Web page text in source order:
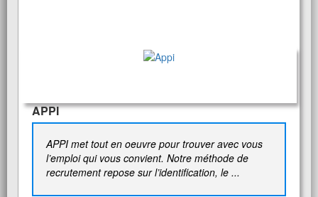
APPI
APPI met tout en oeuvre pour trouver avec vous
l’emploi qui vous convient. Notre méthode de
recrutement repose sur l’identification, le ...